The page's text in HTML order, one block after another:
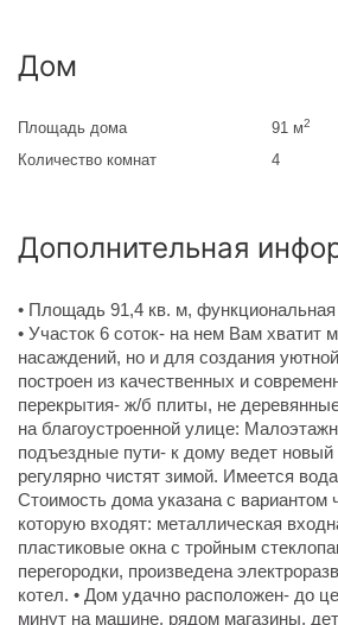
Дом
Площадь дома 91 м2
Количество комнат 4
Дополнительная
• Площадь 91,4 кв. м, функциональная
• Участок 6 соток- на нем Вам хватит
насаждений, но и для создания
построен из качественных и
перекрытия- ж/б плиты, не
на благоустроенной улице:
подъездные пути- к дому ведет новый
регулярно чистят зимой. Имеется
Стоимость дома указана с вариантом
которую входят: металлическая
пластиковые окна с тройным
перегородки, произведена
котел. • Дом удачно расположен- до
минут на машине, рядом магазины,